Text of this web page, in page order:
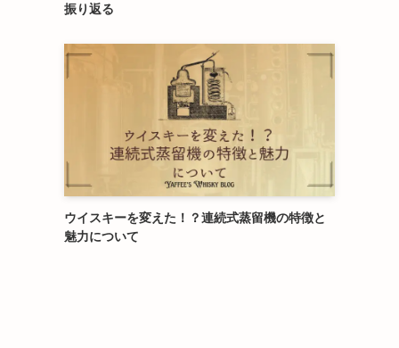
振り返る
ウイスキーを変えた！？連続式蒸留機の特徴と
魅力について